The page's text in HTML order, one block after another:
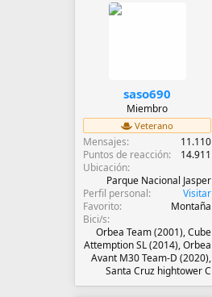
saso690
Miembro
Veterano
Mensajes
11.110
Puntos de reacción
14.911
Ubicación
Parque Nacional Jasper
Perfil personal
Visitar
Favorito
Montaña
Bici/s
Orbea Team (2001), Cube
Attemption SL (2014), Orbea
Avant M30 Team-D (2020),
Santa Cruz hightower C